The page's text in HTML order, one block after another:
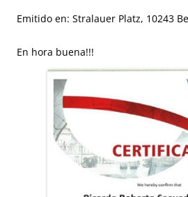
Emitido en: Stralauer Platz, 10243
En hora buena!!!